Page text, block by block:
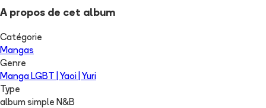
A propos de cet album
Catégorie
Mangas
Genre
Manga LGBT | Yaoi | Yuri
Type
album simple N&B